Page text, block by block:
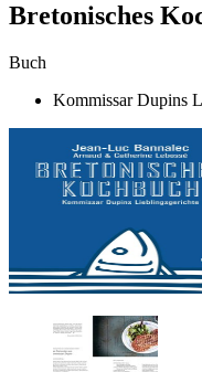
Bretonisches
Buch
Kommissar Dupins